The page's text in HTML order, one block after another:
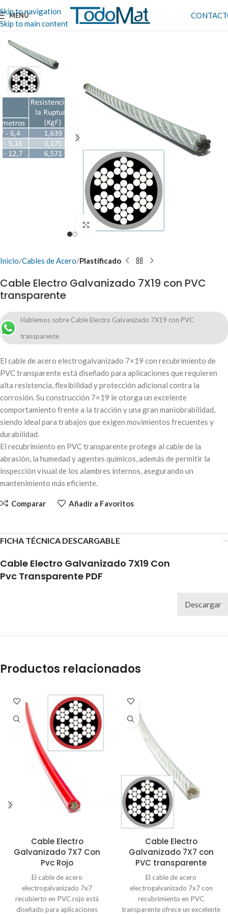
Skip to navigation
Skip to main content
MENÚ
Clic para ampliar
Inicio Cables de Acero Plastificado
Cable Electro Galvanizado 7X19 con PVC
transparente
Hablemos sobre Cable Electro Galvanizado 7X19 con PVC
transparente
El cable de acero electrogalvanizado 7×19 con recubrimiento de
PVC transparente está diseñado para aplicaciones que requieren
alta resistencia, flexibilidad y protección adicional contra la
corrosión. Su construcción 7×19 le otorga un excelente
comportamiento frente a la tracción y una gran maniobrabilidad,
siendo ideal para trabajos que exigen movimientos frecuentes y
durabilidad.
El recubrimiento en PVC transparente protege al cable de la
abrasión, la humedad y agentes químicos, además de permitir la
inspección visual de los alambres internos, asegurando un
mantenimiento más eficiente.
Comparar Añadir a Favoritos
FICHA TÉCNICA DESCARGABLE
Cable Electro Galvanizado 7X19 Con
Pvc Transparente PDF
Descargar
Productos relacionados
Cable Electro
Galvanizado 7X7 Con
Pvc Rojo
El cable de acero
electrogalvanizado 7x7
recubierto en PVC rojo está
diseñado para aplicaciones
Cable Electro
Galvanizado 7X7 con
PVC transparente
El cable de acero
electrogalvanizado 7x7 con
recubrimiento en PVC
transparente ofrece un excelente